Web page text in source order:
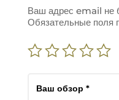
Ваш адрес email не
Обязательные поля